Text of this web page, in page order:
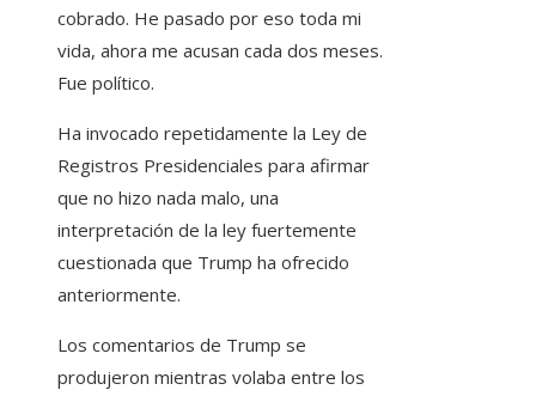
cobrado. He pasado por eso toda mi
vida, ahora me acusan cada dos meses.
Fue político.
Ha invocado repetidamente la Ley de
Registros Presidenciales para afirmar
que no hizo nada malo, una
interpretación de la ley fuertemente
cuestionada que Trump ha ofrecido
anteriormente.
Los comentarios de Trump se
produjeron mientras volaba entre los